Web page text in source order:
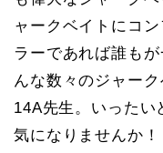
ャークベイトにコ
ラーであれば誰も
んな数々のジャー
14A先生。いったい
気になりませんか